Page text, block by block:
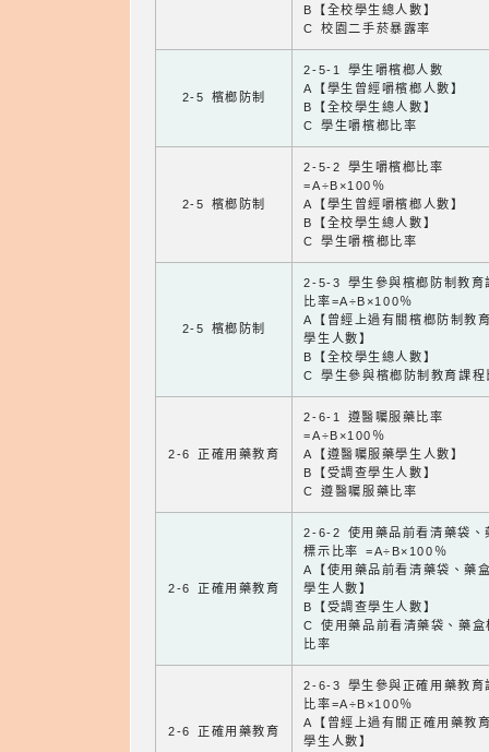
B【全校學生總人數】
C 校園二手菸暴露率
2-5 檳榔防制
2-5-1 學生嚼檳榔人數
A【學生曾經嚼檳榔人數】
B【全校學生總人數】
C 學生嚼檳榔比率
2-5 檳榔防制
2-5-2 學生嚼檳榔比率
=A÷B×100％
A【學生曾經嚼檳榔人數】
B【全校學生總人數】
C 學生嚼檳榔比率
2-5 檳榔防制
2-5-3 學生參與檳榔防制教育
比率=A÷B×100％
A【曾經上過有關檳榔防制教
學生人數】
B【全校學生總人數】
C 學生參與檳榔防制教育課程
2-6 正確用藥教育
2-6-1 遵醫囑服藥比率
=A÷B×100％
A【遵醫囑服藥學生人數】
B【受調查學生人數】
C 遵醫囑服藥比率
2-6 正確用藥教育
2-6-2 使用藥品前看清藥袋、
標示比率 =A÷B×100％
A【使用藥品前看清藥袋、藥
學生人數】
B【受調查學生人數】
C 使用藥品前看清藥袋、藥盒
比率
2-6 正確用藥教育
2-6-3 學生參與正確用藥教育
比率=A÷B×100％
A【曾經上過有關正確用藥教
學生人數】